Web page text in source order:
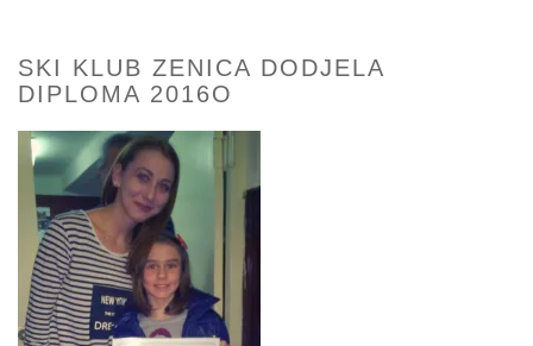
SKI KLUB ZENICA DODJELA
DIPLOMA 2016O